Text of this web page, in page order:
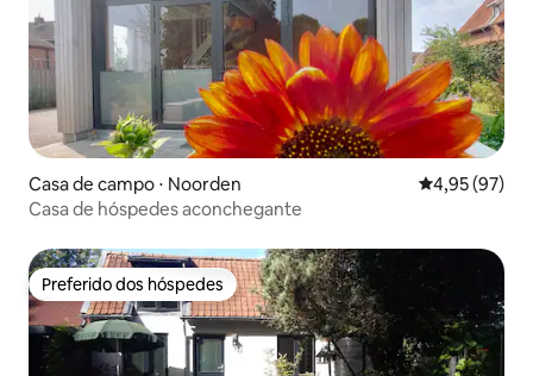
Casa de campo ⋅ Noorden 4,95 de uma
4,95 (97)
Casa de hóspedes aconchegante
Preferido dos hóspedes
Preferido dos hóspedes